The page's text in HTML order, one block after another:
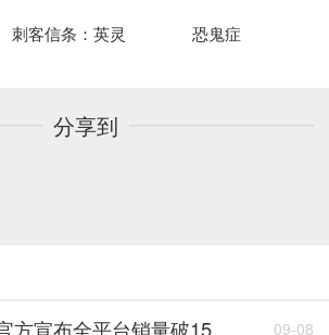
刺客信条：英灵 恐鬼症
分享到
方宣布全平台销量破15 09-08